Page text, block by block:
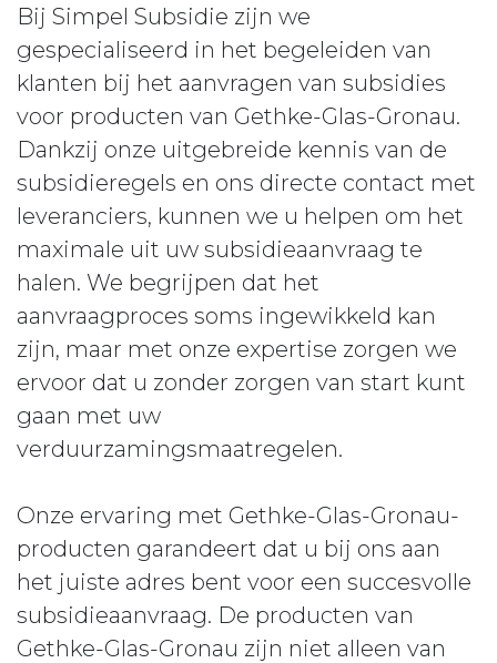
Bij Simpel Subsidie zijn we
gespecialiseerd in het begeleiden van
klanten bij het aanvragen van subsidies
voor producten van Gethke-Glas-Gronau.
Dankzij onze uitgebreide kennis van de
subsidieregels en ons directe contact met
leveranciers, kunnen we u helpen om het
maximale uit uw subsidieaanvraag te
halen. We begrijpen dat het
aanvraagproces soms ingewikkeld kan
zijn, maar met onze expertise zorgen we
ervoor dat u zonder zorgen van start kunt
gaan met uw
verduurzamingsmaatregelen.
Onze ervaring met Gethke-Glas-Gronau-
producten garandeert dat u bij ons aan
het juiste adres bent voor een succesvolle
subsidieaanvraag. De producten van
Gethke-Glas-Gronau zijn niet alleen van